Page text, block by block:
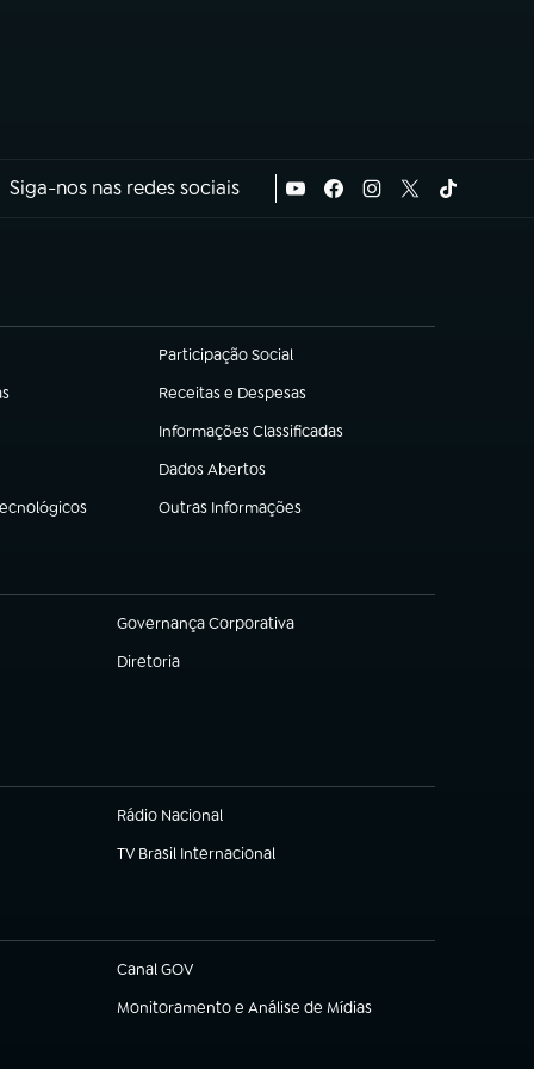
Siga-nos nas redes sociais
Participação Social
(abre em nova aba)
Receitas e Despesas
(abre em nova aba)
Informações Classificadas
(abre em nova aba)
Dados Abertos
(abre em nova aba)
Outras Informações
(abre em nova aba)
Governança Corporativa
(abre em nova aba)
Diretoria
(abre em nova aba)
Rádio Nacional
TV Brasil Internacional
(abre em nova aba)
Canal GOV
(abre em nova aba)
Monitoramento e Análise de Mídias
(abre em nova aba)